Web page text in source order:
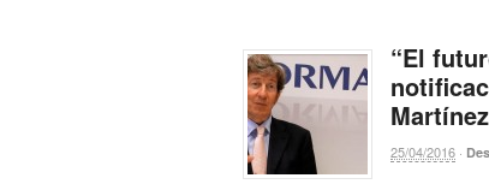
“El
Martínez
25/04/2016 ·